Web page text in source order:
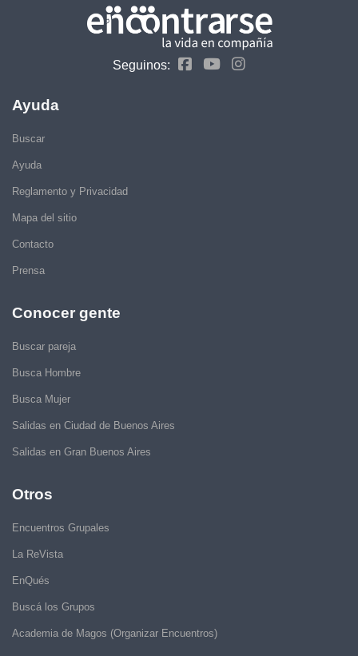
Seguinos:
Ayuda
Buscar
Ayuda
Reglamento y Privacidad
Mapa del sitio
Contacto
Prensa
Conocer gente
Buscar pareja
Busca Hombre
Busca Mujer
Salidas en Ciudad de Buenos Aires
Salidas en Gran Buenos Aires
Otros
Encuentros Grupales
La ReVista
EnQués
Buscá los Grupos
Academia de Magos (Organizar Encuentros)